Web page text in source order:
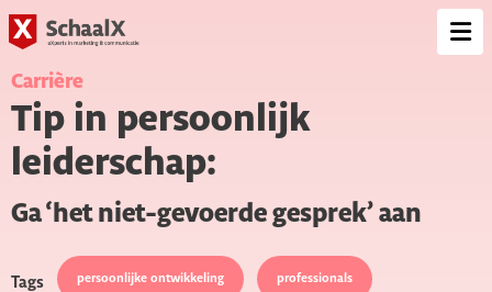
Carrière
Tip in persoonlijk
leiderschap:
Ga ‘het niet-gevoerde gesprek’ aan
Tags persoonlijke ontwikkeling professionals